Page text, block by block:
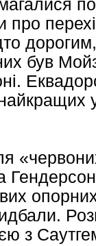
про
був
з